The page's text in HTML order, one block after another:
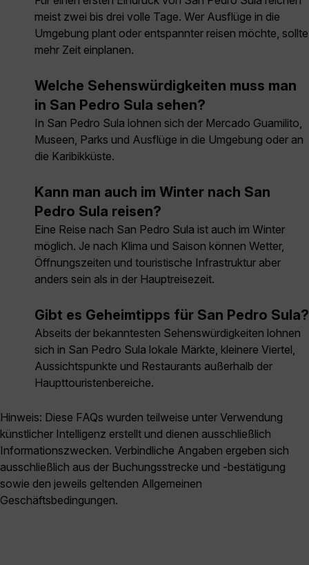
meist zwei bis drei volle Tage. Wer Ausflüge in die
Umgebung plant oder entspannter reisen möchte, sollte
mehr Zeit einplanen.
Welche Sehenswürdigkeiten muss man
in San Pedro Sula sehen?
In San Pedro Sula lohnen sich der Mercado Guamilito,
Museen, Parks und Ausflüge in die Umgebung oder an
die Karibikküste.
Kann man auch im Winter nach San
Pedro Sula reisen?
Eine Reise nach San Pedro Sula ist auch im Winter
möglich. Je nach Klima und Saison können Wetter,
Öffnungszeiten und touristische Infrastruktur aber
anders sein als in der Hauptreisezeit.
Gibt es Geheimtipps für San Pedro Sula?
Abseits der bekanntesten Sehenswürdigkeiten lohnen
sich in San Pedro Sula lokale Märkte, kleinere Viertel,
Aussichtspunkte und Restaurants außerhalb der
Haupttouristenbereiche.
Hinweis: Diese FAQs wurden teilweise unter Verwendung
künstlicher Intelligenz erstellt und dienen ausschließlich
Informationszwecken. Verbindliche Angaben ergeben sich
ausschließlich aus der Buchungsstrecke und -bestätigung
sowie den jeweils geltenden Allgemeinen
Geschäftsbedingungen.